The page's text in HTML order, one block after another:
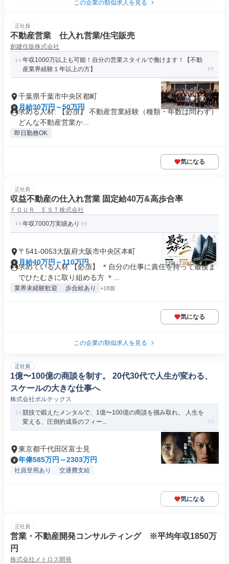
この企業の類似求人を見る
正社員
不動産営業 仕入れ営業/住宅販売
創建住販株式会社
年収1000万以上も可能！自分の営業スタイルで働けます！【不動
産業界経験１年以上の方】
千葉県千葉市中央区都町
月給30万円～50万円
求める人材: 【必須】 不動産営業経験（種類・年数は問わず）
どんな不動産営業か...
即日勤務OK
気になる
正社員
収益不動産の仕入れ営業 固定給40万&高歩合率
ＦＯＵＲ ＥＳＴ株式会社
年収7000万実績あり
〒541-0053大阪府大阪市中央区本町
月給40万円～110万円
求めている人材 【必須】 ＊自分の仕事に責任を持って最後ま
でひたむきに取り組める方 ＊...
業界未経験歓迎 歩合給あり +18個
気になる
この企業の類似求人を見る
正社員
1億〜100億の商談を制す。 20代30代で人生が変わる、
スケールの大きな仕事へ
株式会社ボルテックス
競技で鍛えたメンタルで、1億〜100億の商談を掴み取れ。 人生を
変える、圧倒的成長のフィー...
東京都千代田区富士見
年俸585万円～2303万円
社員登用あり 交通費支給
気になる
正社員
営業・不動産開発コンサルティング ※平均年収1850万
円
株式会社メトロス開発